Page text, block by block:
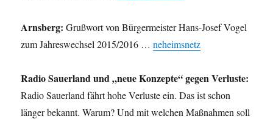
Arnsberg: Grußwort von Bürgermeister Hans-Josef Vogel
zum Jahreswechsel 2015/2016 …neheimsnetz
Radio Sauerland und „neue Konzepte“ gegen Verluste:
Radio Sauerland fährt hohe Verluste ein. Das ist schon
länger bekannt. Warum? Und mit welchen Maßnahmen soll